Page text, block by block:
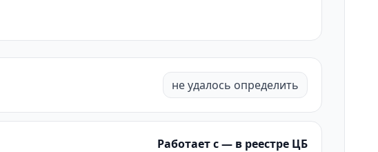
не удалось определить
Работает с — в реестре ЦБ